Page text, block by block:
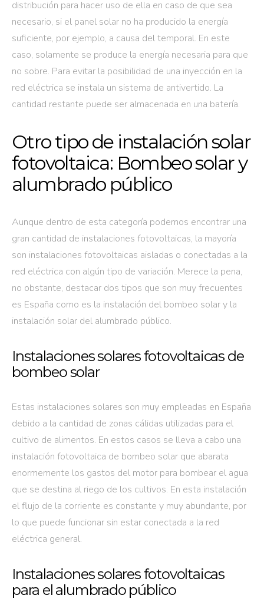
distribución para hacer uso de ella en caso de que sea
necesario, si el panel solar no ha producido la energía
suficiente, por ejemplo, a causa del temporal. En este
caso, solamente se produce la energía necesaria para que
no sobre. Para evitar la posibilidad de una inyección en la
red eléctrica se instala un sistema de antivertido. La
cantidad restante puede ser almacenada en una batería.
Otro tipo de instalación solar
fotovoltaica: Bombeo solar y
alumbrado público
Aunque dentro de esta categoría podemos encontrar una
gran cantidad de instalaciones fotovoltaicas, la mayoría
son instalaciones fotovoltaicas aisladas o conectadas a la
red eléctrica con algún tipo de variación. Merece la pena,
no obstante, destacar dos tipos que son muy frecuentes
es España como es la instalación del bombeo solar y la
instalación solar del alumbrado público.
Instalaciones solares fotovoltaicas de
bombeo solar
Estas instalaciones solares son muy empleadas en España
debido a la cantidad de zonas cálidas utilizadas para el
cultivo de alimentos. En estos casos se lleva a cabo una
instalación fotovoltaica de bombeo solar que abarata
enormemente los gastos del motor para bombear el agua
que se destina al riego de los cultivos. En esta instalación
el flujo de la corriente es constante y muy abundante, por
lo que puede funcionar sin estar conectada a la red
eléctrica general.
Instalaciones solares fotovoltaicas
para el alumbrado público